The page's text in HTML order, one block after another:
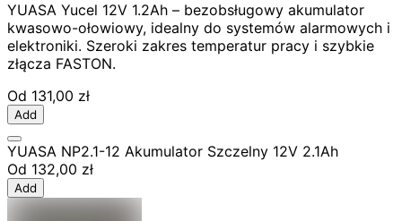
YUASA Yucel 12V 1.2Ah – bezobsługowy akumulator
kwasowo-ołowiowy, idealny do systemów alarmowych i
elektroniki. Szeroki zakres temperatur pracy i szybkie
złącza FASTON.
Od 131,00 zł
Add
YUASA NP2.1-12 Akumulator Szczelny 12V 2.1Ah
Od 132,00 zł
Add